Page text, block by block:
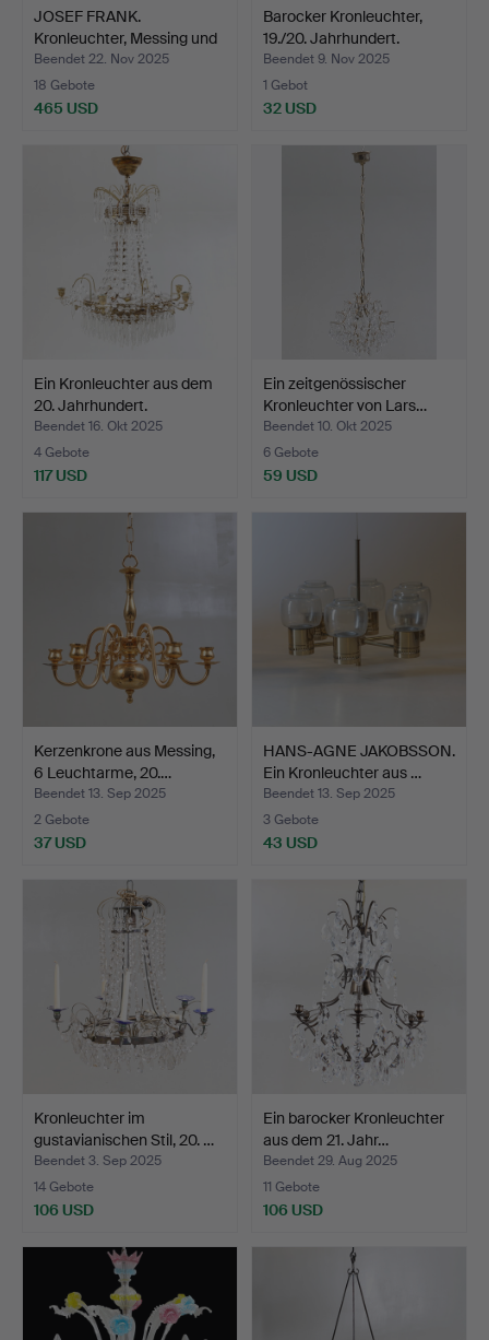
JOSEF FRANK.
Kronleuchter, Messing und
lac…
Beendet 22. Nov 2025
18 Gebote
465 USD
Barocker Kronleuchter,
19./20. Jahrhundert.
Beendet 9. Nov 2025
1 Gebot
32 USD
Ein Kronleuchter aus dem
20. Jahrhundert.
Beendet 16. Okt 2025
4 Gebote
117 USD
Ein zeitgenössischer
Kronleuchter von Lars…
Beendet 10. Okt 2025
6 Gebote
59 USD
Kerzenkrone aus Messing,
6 Leuchtarme, 20.…
Beendet 13. Sep 2025
2 Gebote
37 USD
HANS-AGNE JAKOBSSON.
Ein Kronleuchter aus …
Beendet 13. Sep 2025
3 Gebote
43 USD
Kronleuchter im
gustavianischen Stil, 20. …
Beendet 3. Sep 2025
14 Gebote
106 USD
Ein barocker Kronleuchter
aus dem 21. Jahr…
Beendet 29. Aug 2025
11 Gebote
106 USD